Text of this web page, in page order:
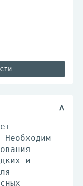
Необходим
и